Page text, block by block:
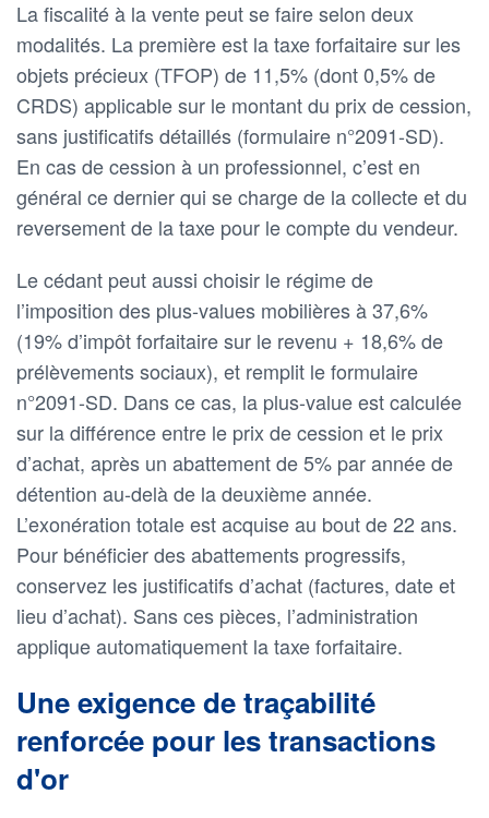
La fiscalité à la vente peut se faire selon deux
modalités. La première est la taxe forfaitaire sur les
objets précieux (TFOP) de 11,5% (dont 0,5% de
CRDS) applicable sur le montant du prix de cession,
sans justificatifs détaillés (formulaire n°2091-SD).
En cas de cession à un professionnel, c’est en
général ce dernier qui se charge de la collecte et du
reversement de la taxe pour le compte du vendeur.
Le cédant peut aussi choisir le régime de
l’imposition des plus-values mobilières à 37,6%
(19% d’impôt forfaitaire sur le revenu + 18,6% de
prélèvements sociaux), et remplit le formulaire
n°2091-SD. Dans ce cas, la plus-value est calculée
sur la différence entre le prix de cession et le prix
d’achat, après un abattement de 5% par année de
détention au-delà de la deuxième année.
L’exonération totale est acquise au bout de 22 ans.
Pour bénéficier des abattements progressifs,
conservez les justificatifs d’achat (factures, date et
lieu d’achat). Sans ces pièces, l’administration
applique automatiquement la taxe forfaitaire.
Une exigence de traçabilité
renforcée pour les transactions
d'or